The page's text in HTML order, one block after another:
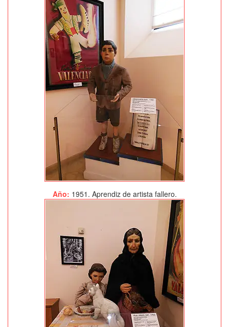
Año: 1951. Aprendiz de artista fallero.